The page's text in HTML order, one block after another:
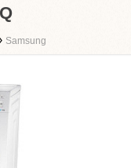
Samsung